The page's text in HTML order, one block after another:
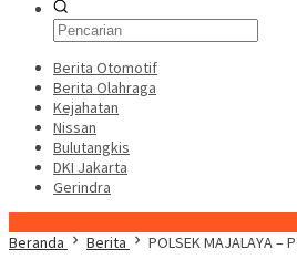
Berita Otomotif
Berita Olahraga
Kejahatan
Nissan
Bulutangkis
DKI Jakarta
Gerindra
Beranda
Berita POLSEK MAJALAYA –